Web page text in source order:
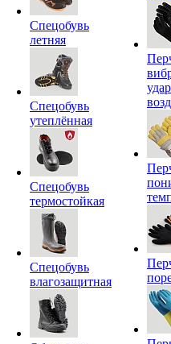
Спецобувь
летняя
Спецобувь
утеплённая
Спецобувь
термостойкая
Спецобувь
влагозащитная